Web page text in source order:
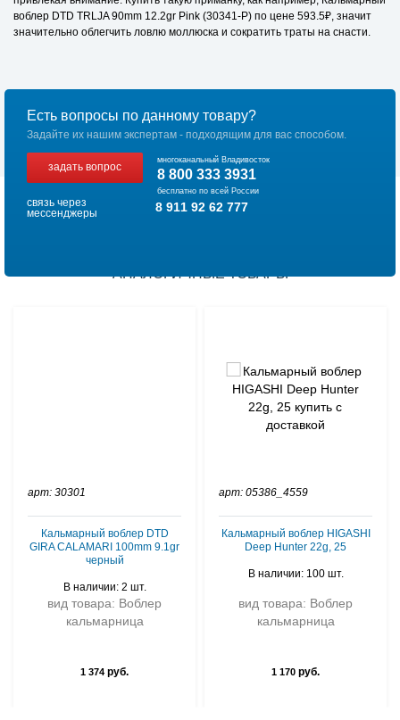
воблер DTD TRLJA 90mm 12.2gr Pink (30341-P) по цене 593.5₽, значит
значительно облегчить ловлю моллюска и сократить траты на снасти.
Есть вопросы по данному товару?
Задайте их нашим экспертам - подходящим для вас способом.
задать вопрос
многоканальный Владивосток
8 800 333 3931
бесплатно по всей России
связь через
мессенджеры
8 911 92 62 777
АНАЛОГИЧНЫЕ ТОВАРЫ
арт: 30301
Кальмарный воблер DTD
GIRA CALAMARI 100mm 9.1gr
черный
В наличии: 2 шт.
вид товара: Воблер
кальмарница
1 374 руб.
арт: 05386_4559
Кальмарный воблер HIGASHI
Deep Hunter 22g, 25
В наличии: 100 шт.
вид товара: Воблер
кальмарница
1 170 руб.